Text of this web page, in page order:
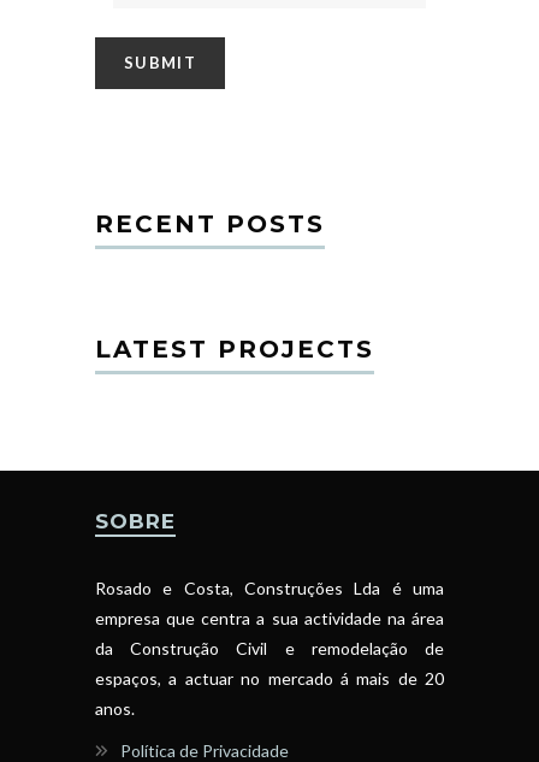
RECENT POSTS
LATEST PROJECTS
SOBRE
Rosado e Costa, Construções Lda é uma
empresa que centra a sua actividade na área
da Construção Civil e remodelação de
espaços, a actuar no mercado á mais de 20
anos.
Política de Privacidade